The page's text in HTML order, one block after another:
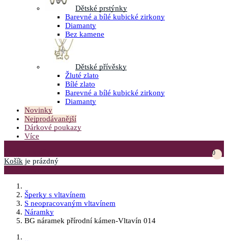
Dětské prstýnky
Barevné a bílé kubické zirkony
Diamanty
Bez kamene
Dětské přívěsky
Žluté zlato
Bílé zlato
Barevné a bílé kubické zirkony
Diamanty
Novinky
Nejprodávanější
Dárkové poukazy
Více
0
Košík je prázdný
Šperky s vltavínem
S neopracovaným vltavínem
Náramky
BG náramek přírodní kámen-Vltavín 014